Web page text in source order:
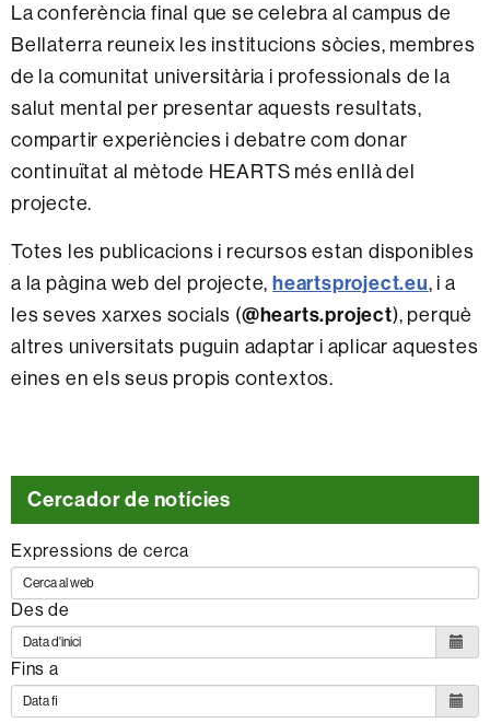
La conferència final que se celebra al campus de
Bellaterra reuneix les institucions sòcies, membres
de la comunitat universitària i professionals de la
salut mental per presentar aquests resultats,
compartir experiències i debatre com donar
continuïtat al mètode HEARTS més enllà del
projecte.
Totes les publicacions i recursos estan disponibles
a la pàgina web del projecte,heartsproject.eu, i a
les seves xarxes socials (@hearts.project), perquè
altres universitats puguin adaptar i aplicar aquestes
eines en els seus propis contextos.
Cercador de notícies
Expressions de cerca
Des de
Fins a